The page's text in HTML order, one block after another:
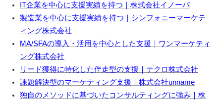
IT企業を中心に支援実績を持つ｜株式会社イノーバ
製造業を中心に支援実績を持つ｜シンフォニーマーケテ
ィング株式会社
MA/SFAの導入・活用を中心とした支援｜ワンマーケティ
ング株式会社
リード獲得に特化した伴走型の支援｜テクロ株式会社
課題解決型のマーケティング支援｜株式会社unname
独自のメソッドに基づいたコンサルティングに強み｜株